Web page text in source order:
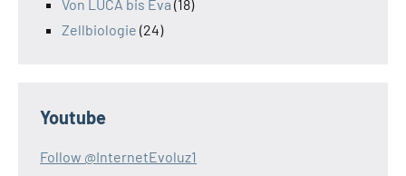
Von LUCA bis Eva (18)
Zellbiologie (24)
Youtube
Follow @InternetEvoluz1